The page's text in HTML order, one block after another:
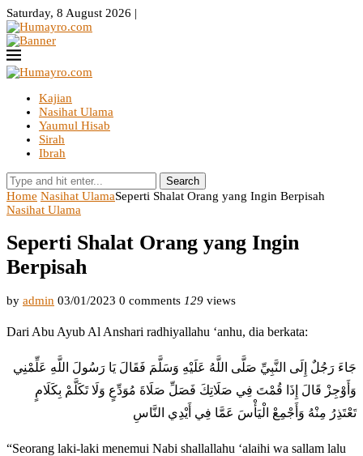
Saturday, 8 August 2026 |
Kajian
Nasihat Ulama
Yaumul Hisab
Sirah
Ibrah
Search
Home Nasihat UlamaSeperti Shalat Orang yang Ingin Berpisah
Nasihat Ulama
Seperti Shalat Orang yang Ingin
Berpisah
by admin 03/01/2023 0 comments 129 views
Dari Abu Ayub Al Anshari radhiyallahu ‘anhu, dia berkata:
جَاءَ رَجُلٌ إِلَى النَّبِيِّ صَلَّى اللَّهُ عَلَيْهِ وَسَلَّمَ فَقَالَ يَا رَسُولَ اللَّهِ عَلِّمْنِي
وَأَوْجِزْ قَالَ إِذَا قُمْتَ فِي صَلَاتِكَ فَصَلِّ صَلَاةَ مُوَدِّعٍ وَلَا تَكَلَّمْ بِكَلَامٍ
تَعْتَذِرُ مِنْهُ وَأَجْمِعْ الْيَأْسَ عَمَّا فِي أَيْدِي النَّاسِ
“Seorang laki-laki menemui Nabi shallallahu ‘alaihi wa sallam lalu